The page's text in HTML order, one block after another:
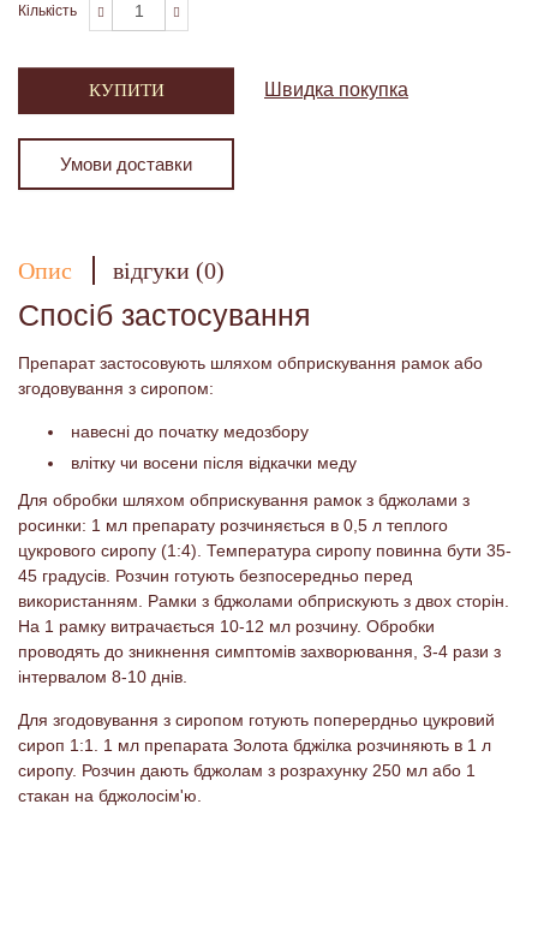
Кількість
КУПИТИ Швидка покупка
Умови доставки
Опис відгуки (0)
Спосіб застосування
Препарат застосовують шляхом обприскування рамок або
згодовування з сиропом:
навесні до початку медозбору
влітку чи восени після відкачки меду
Для обробки шляхом обприскування рамок з бджолами з
росинки: 1 мл препарату розчиняється в 0,5 л теплого
цукрового сиропу (1:4). Температура сиропу повинна бути 35-
45 градусів. Розчин готують безпосередньо перед
використанням. Рамки з бджолами обприскують з двох сторін.
На 1 рамку витрачається 10-12 мл розчину. Обробки
проводять до зникнення симптомів захворювання, 3-4 рази з
інтервалом 8-10 днів.
Для згодовування з сиропом готують поперердньо цукровий
сироп 1:1. 1 мл препарата Золота бджілка розчиняють в 1 л
сиропу. Розчин дають бджолам з розрахунку 250 мл або 1
стакан на бджолосім'ю.